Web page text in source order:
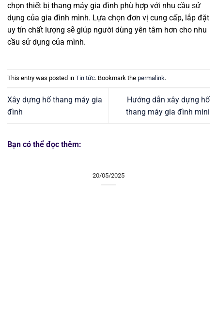
chọn thiết bị thang máy gia đình phù hợp với nhu cầu sử
dụng của gia đình mình. Lựa chọn đơn vị cung cấp, lắp đặt
uy tín chất lượng sẽ giúp người dùng yên tâm hơn cho nhu
cầu sử dụng của mình.
This entry was posted in Tin tức. Bookmark the permalink.
Xây dựng hố thang máy gia
đình
Hướng dẫn xây dựng hố
thang máy gia đình mini
Bạn có thể đọc thêm:
20/05/2025